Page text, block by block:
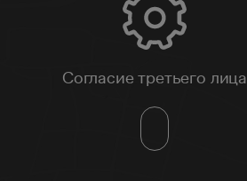
Согласие третьего лица